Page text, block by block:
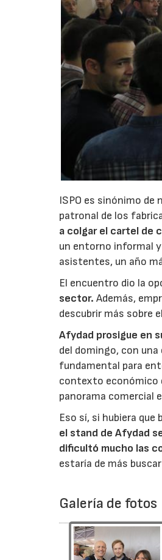
ISPO es sinónimo de
patronal de los
a colgar el cartel de
un entorno informal
asistentes, un año
El encuentro dio la
sector. Además,
descubrir más sobre
Afydad prosigue en
del domingo, con
fundamental para
contexto económico
panorama comercial
Eso sí, si hubiera que
el stand de Afydad
dificultó mucho las
estaría de más
Galería de fotos